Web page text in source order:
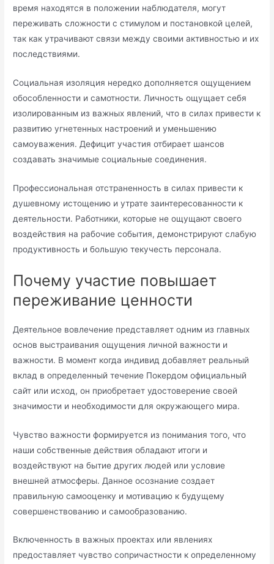
время находятся в положении наблюдателя, могут
переживать сложности с стимулом и постановкой целей,
так как утрачивают связи между своими активностью и их
последствиями.
Социальная изоляция нередко дополняется ощущением
обособленности и самотности. Личность ощущает себя
изолированным из важных явлений, что в силах привести к
развитию угнетенных настроений и уменьшению
самоуважения. Дефицит участия отбирает шансов
создавать значимые социальные соединения.
Профессиональная отстраненность в силах привести к
душевному истощению и утрате заинтересованности к
деятельности. Работники, которые не ощущают своего
воздействия на рабочие события, демонстрируют слабую
продуктивность и большую текучесть персонала.
Почему участие повышает
переживание ценности
Деятельное вовлечение представляет одним из главных
основ выстраивания ощущения личной важности и
важности. В момент когда индивид добавляет реальный
вклад в определенный течение Покердом официальный
сайт или исход, он приобретает удостоверение своей
значимости и необходимости для окружающего мира.
Чувство важности формируется из понимания того, что
наши собственные действия обладают итоги и
воздействуют на бытие других людей или условие
внешней атмосферы. Данное осознание создает
правильную самооценку и мотивацию к будущему
совершенствованию и самообразованию.
Включенность в важных проектах или явлениях
предоставляет чувство сопричастности к определенному